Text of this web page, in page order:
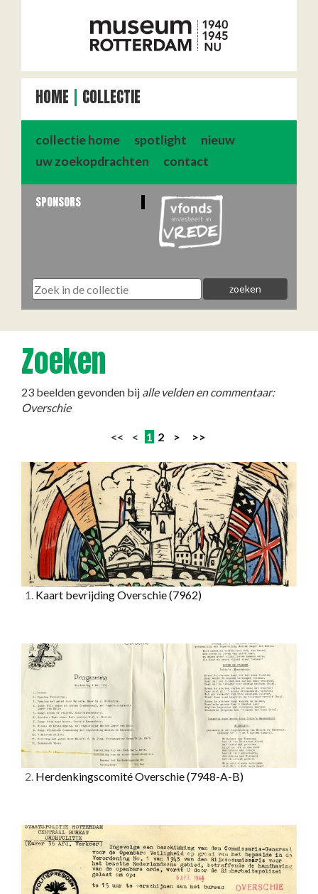
HOME COLLECTIE
collectie home spotlight
nieuw
uw zoekopdrachten
contact
SPONSORS
Zoeken
23 beelden gevonden bij alle velden en commentaar:
Overschie
<< < 1 2 > >>
1. Kaart bevrijding Overschie(7962)
2. Herdenkingscomité Overschie(7948-A-B)